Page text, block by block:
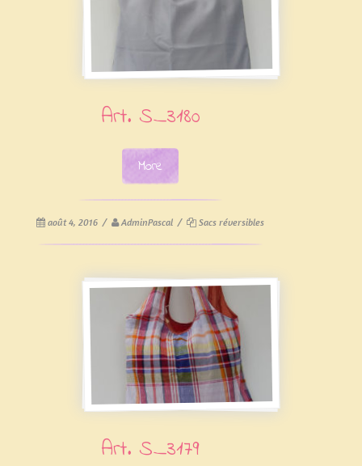
Art. S_3180
More
août 4, 2016 / AdminPascal / Sacs réversibles
Art. S_3179